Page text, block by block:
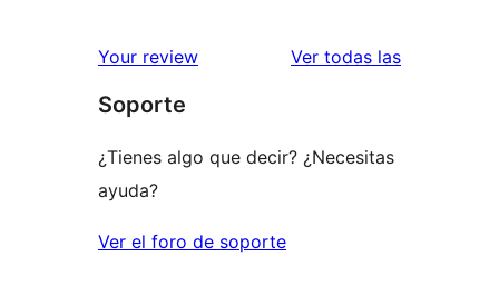
estrellas
de
estrellas
Your review Ver todas las
Soporte
¿Tienes algo que decir? ¿Necesitas
ayuda?
Ver el foro de soporte